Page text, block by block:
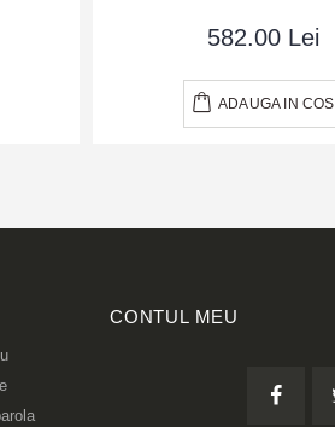
582.00 Lei
ADAUGA IN COS
CONTUL MEU